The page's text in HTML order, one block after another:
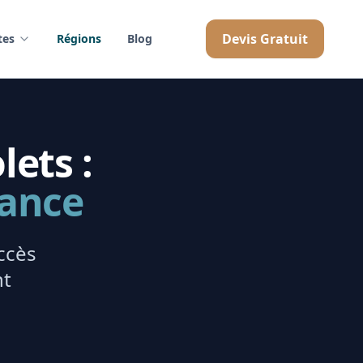
Régions Blog Devis Gratuit
: